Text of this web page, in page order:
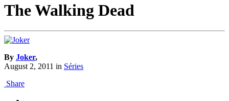
The Walking Dead
By Joker,
August 2, 2011 in Séries
Share